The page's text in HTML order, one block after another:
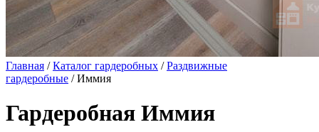
Главная /Каталог гардеробных /Раздвижные
гардеробные / Иммия
Гардеробная Иммия